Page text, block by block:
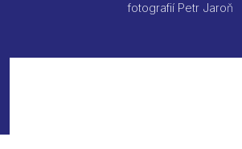
fotografií Petr Jaroň